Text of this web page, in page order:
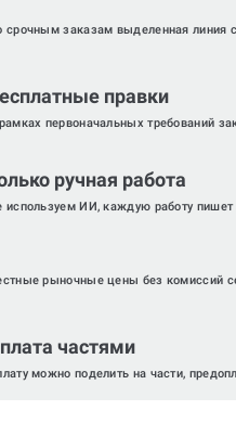
срочным заказам выделенная линия
правки
первоначальных требований
ручная работа
используем ИИ, каждую работу пишет
рыночные цены без комиссий
частями
можно поделить на части,